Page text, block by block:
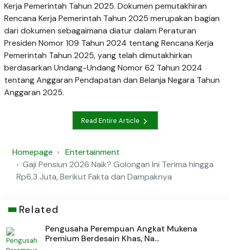
Kerja Pemerintah Tahun 2025. Dokumen pemutakhiran
Rencana Kerja Pemerintah Tahun 2025 merupakan bagian
dari dokumen sebagaimana diatur dalam Peraturan
Presiden Nomor 109 Tahun 2024 tentang Rencana Kerja
Pemerintah Tahun 2025, yang telah dimutakhirkan
berdasarkan Undang-Undang Nomor 62 Tahun 2024
tentang Anggaran Pendapatan dan Belanja Negara Tahun
Anggaran 2025.
Read Entire Article
Homepage
Entertainment
Gaji Pensiun 2026 Naik? Golongan Ini Terima hingga
Rp6,3 Juta, Berikut Fakta dan Dampaknya
Related
Pengusaha Perempuan Angkat Mukena
Premium Berdesain Khas, Na...